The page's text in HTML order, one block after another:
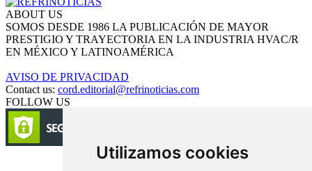
Utilizamos cookies
ABOUT US
SOMOS DESDE 1986 LA PUBLICACIÓN DE MAYOR
PRESTIGIO Y TRAYECTORIA EN LA INDUSTRIA HVAC/R
EN MÉXICO Y LATINOAMÉRICA
AVISO DE PRIVACIDAD
Contact us: cord.editorial@refrinoticias.com
FOLLOW US